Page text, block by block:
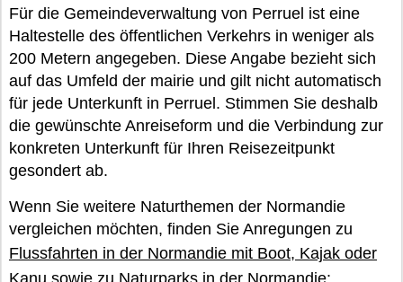
Für die Gemeindeverwaltung von Perruel ist eine
Haltestelle des öffentlichen Verkehrs in weniger als
200 Metern angegeben. Diese Angabe bezieht sich
auf das Umfeld der mairie und gilt nicht automatisch
für jede Unterkunft in Perruel. Stimmen Sie deshalb
die gewünschte Anreiseform und die Verbindung zur
konkreten Unterkunft für Ihren Reisezeitpunkt
gesondert ab.
Wenn Sie weitere Naturthemen der Normandie
vergleichen möchten, finden Sie Anregungen zu
Flussfahrten in der Normandie mit Boot, Kajak oder